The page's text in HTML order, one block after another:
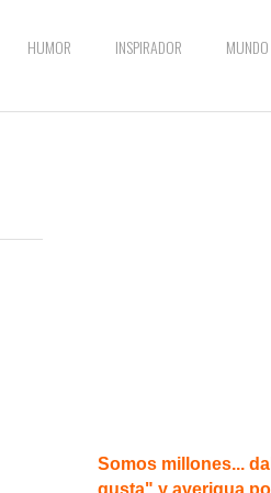
HUMOR INSPIRADOR MUNDO
Somos millones...
gusta" y averigua